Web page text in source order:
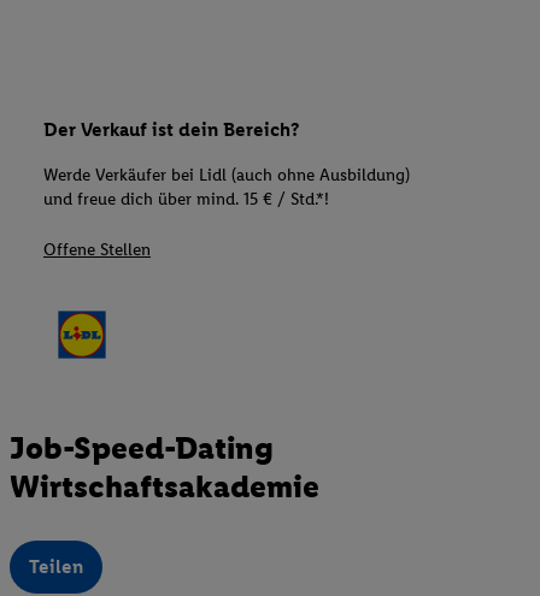
Der Verkauf ist dein Bereich?
Werde Verkäufer bei Lidl (auch ohne Ausbildung)
und freue dich über mind. 15 € / Std.*!
Offene Stellen
Job-Speed-Dating
Wirtschaftsakademie
Teilen